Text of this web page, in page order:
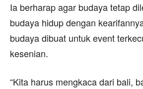
Ia berharap agar budaya tetap
budaya hidup dengan
budaya dibuat untuk event
kesenian.
“Kita harus mengkaca dari bali,